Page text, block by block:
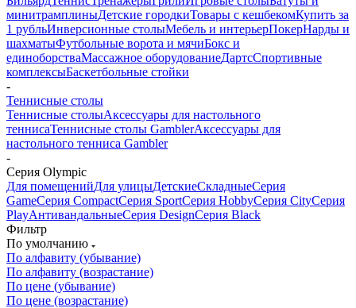
минитрамплиныДетские городкиТовары с кешбекомКупить за
1 рубльИнверсионные столыМебель и интерьерПокерНарды и
шахматыФутбольные ворота и мячиБокс и
единоборстваМассажное оборудованиеДартсСпортивные
комплексыБаскетбольные стойки
-
Теннисные столы
Теннисные столыАксессуары для настольного
теннисаТеннисные столы GamblerАксессуары для
настольного тенниса Gambler
-
Серия Olympic
Для помещенийДля улицыДетскиеСкладныеСерия
GameСерия CompactСерия SportСерия HobbyСерия CityСерия
PlayАнтивандальныеСерия DesignСерия Black
Фильтр
По умолчанию
По алфавиту (убывание)
По алфавиту (возрастание)
По цене (убывание)
По цене (возрастание)